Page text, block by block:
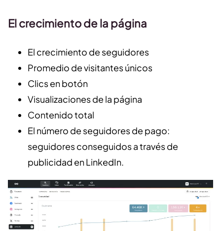
El crecimiento de la página
El crecimiento de seguidores
Promedio de visitantes únicos
Clics en botón
Visualizaciones de la página
Contenido total
El número de seguidores de pago:
seguidores conseguidos a través de
publicidad en LinkedIn.